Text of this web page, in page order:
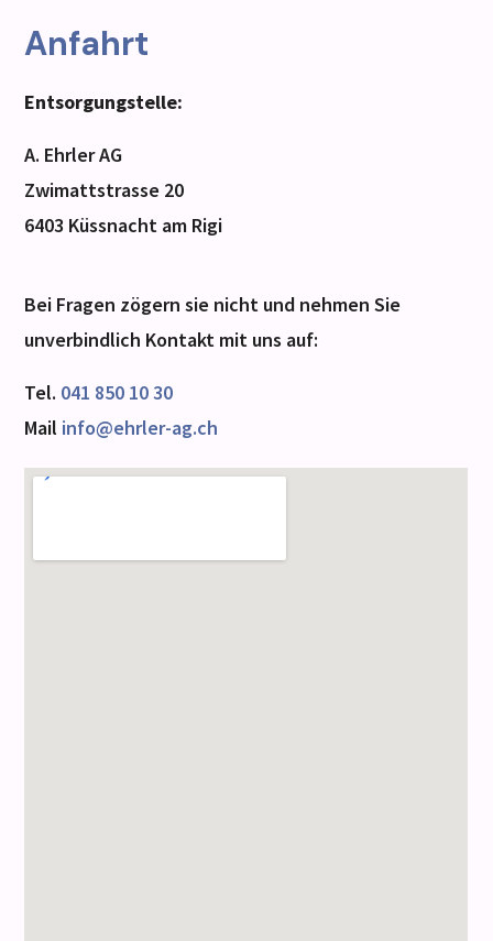
Anfahrt
Entsorgungstelle:
A. Ehrler AG
Zwimattstrasse 20
6403 Küssnacht am Rigi
Bei Fragen zögern sie nicht und nehmen Sie
unverbindlich Kontakt mit uns auf:
Tel. 041 850 10 30
Mail info@ehrler-ag.ch